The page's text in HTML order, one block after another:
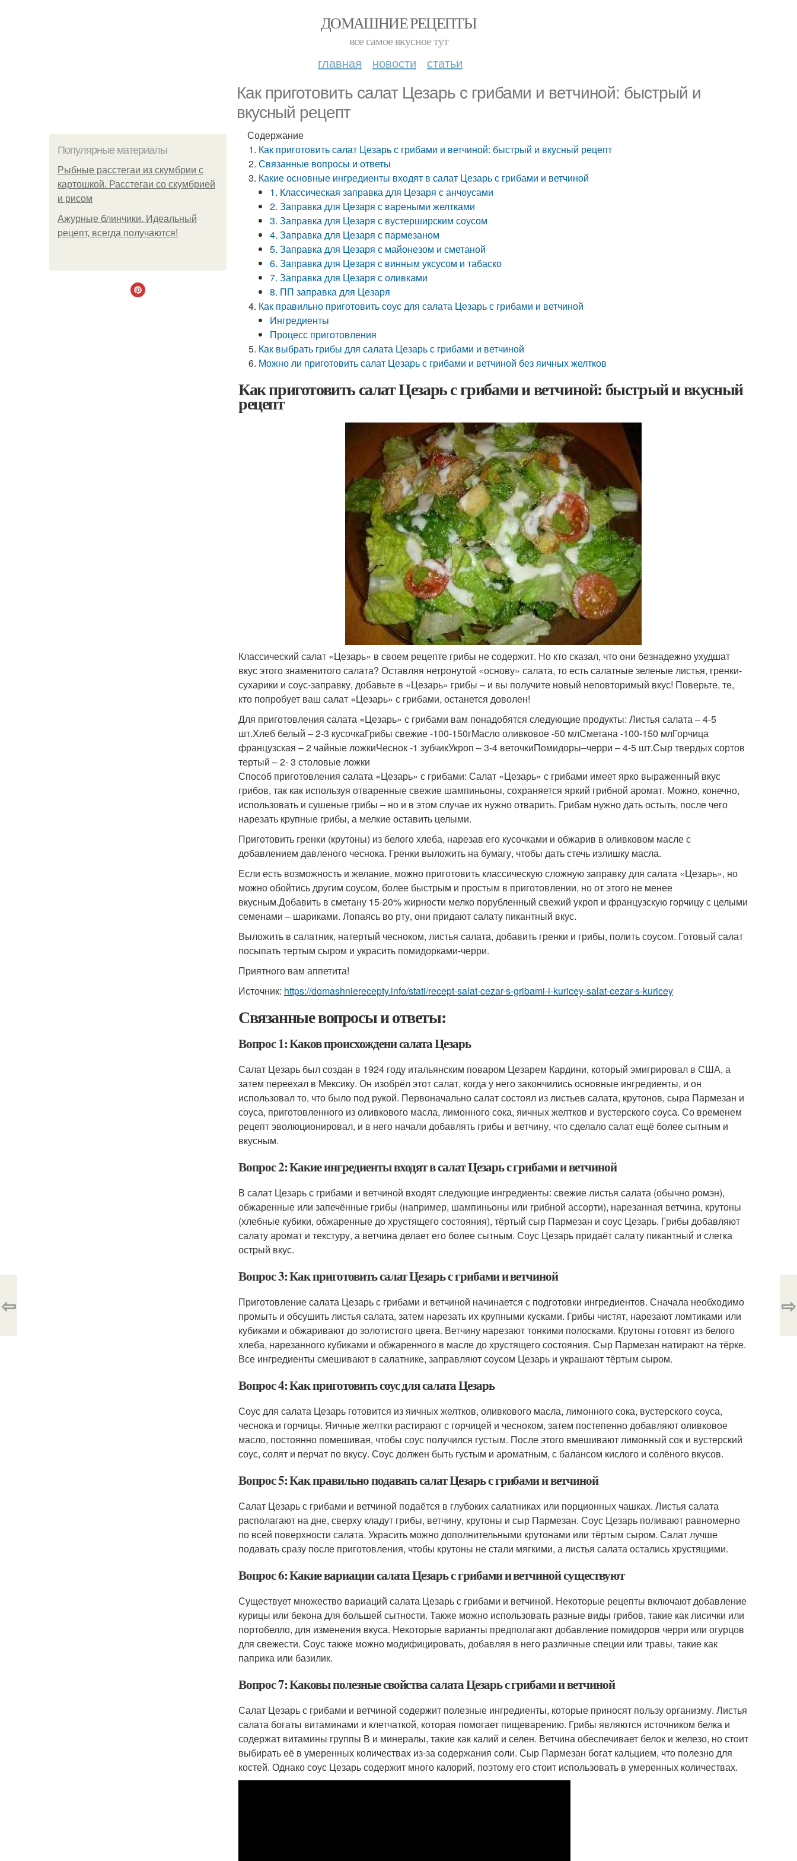
ДОМАШНИЕ РЕЦЕПТЫ
все самое вкусное тут
главная новости статьи
Как приготовить салат Цезарь с грибами и ветчиной: быстрый и
вкусный рецепт
Популярные материалы
Рыбные расстегаи из скумбрии с
картошкой. Расстегаи со скумбрией
и рисом
Ажурные блинчики. Идеальный
рецепт, всегда получаются!
Содержание
Как приготовить салат Цезарь с грибами и ветчиной: быстрый и вкусный рецепт
Связанные вопросы и ответы
Какие основные ингредиенты входят в салат Цезарь с грибами и ветчиной
1. Классическая заправка для Цезаря с анчоусами
2. Заправка для Цезаря с вареными желтками
3. Заправка для Цезаря с вустерширским соусом
4. Заправка для Цезаря с пармезаном
5. Заправка для Цезаря с майонезом и сметаной
6. Заправка для Цезаря с винным уксусом и табаско
7. Заправка для Цезаря с оливками
8. ПП заправка для Цезаря
Как правильно приготовить соус для салата Цезарь с грибами и ветчиной
Ингредиенты
Процесс приготовления
Как выбрать грибы для салата Цезарь с грибами и ветчиной
Можно ли приготовить салат Цезарь с грибами и ветчиной без яичных желтков
Как приготовить салат Цезарь с грибами и ветчиной: быстрый и вкусный
рецепт
Классический салат «Цезарь» в своем рецепте грибы не содержит. Но кто сказал, что они безнадежно ухудшат
вкус этого знаменитого салата? Оставляя нетронутой «основу» салата, то есть салатные зеленые листья, гренки-
сухарики и соус-заправку, добавьте в «Цезарь» грибы – и вы получите новый неповторимый вкус! Поверьте, те,
кто попробует ваш салат «Цезарь» с грибами, останется доволен!
Для приготовления салата «Цезарь» с грибами вам понадобятся следующие продукты: Листья салата – 4-5
шт.Хлеб белый – 2-3 кусочкаГрибы свежие -100-150гМасло оливковое -50 млСметана -100-150 млГорчица
французская – 2 чайные ложкиЧеснок -1 зубчикУкроп – 3-4 веточкиПомидоры–черри – 4-5 шт.Сыр твердых сортов
тертый – 2- 3 столовые ложки
Способ приготовления салата «Цезарь» с грибами: Салат «Цезарь» с грибами имеет ярко выраженный вкус
грибов, так как используя отваренные свежие шампиньоны, сохраняется яркий грибной аромат. Можно, конечно,
использовать и сушеные грибы – но и в этом случае их нужно отварить. Грибам нужно дать остыть, после чего
нарезать крупные грибы, а мелкие оставить целыми.
Приготовить гренки (крутоны) из белого хлеба, нарезав его кусочками и обжарив в оливковом масле с
добавлением давленого чеснока. Гренки выложить на бумагу, чтобы дать стечь излишку масла.
Если есть возможность и желание, можно приготовить классическую сложную заправку для салата «Цезарь», но
можно обойтись другим соусом, более быстрым и простым в приготовлении, но от этого не менее
вкусным.Добавить в сметану 15-20% жирности мелко порубленный свежий укроп и французскую горчицу с целыми
семенами – шариками. Лопаясь во рту, они придают салату пикантный вкус.
Выложить в салатник, натертый чесноком, листья салата, добавить гренки и грибы, полить соусом. Готовый салат
посыпать тертым сыром и украсить помидорками-черри.
Приятного вам аппетита!
Источник: https://domashnierecepty.info/stati/recept-salat-cezar-s-gribami-i-kuricey-salat-cezar-s-kuricey
Связанные вопросы и ответы:
Вопрос 1: Каков происхождени салата Цезарь
Салат Цезарь был создан в 1924 году итальянским поваром Цезарем Кардини, который эмигрировал в США, а
затем переехал в Мексику. Он изобрёл этот салат, когда у него закончились основные ингредиенты, и он
использовал то, что было под рукой. Первоначально салат состоял из листьев салата, крутонов, сыра Пармезан и
соуса, приготовленного из оливкового масла, лимонного сока, яичных желтков и вустерского соуса. Со временем
рецепт эволюционировал, и в него начали добавлять грибы и ветчину, что сделало салат ещё более сытным и
вкусным.
Вопрос 2: Какие ингредиенты входят в салат Цезарь с грибами и ветчиной
В салат Цезарь с грибами и ветчиной входят следующие ингредиенты: свежие листья салата (обычно ромэн),
обжаренные или запечённые грибы (например, шампиньоны или грибной ассорти), нарезанная ветчина, крутоны
(хлебные кубики, обжаренные до хрустящего состояния), тёртый сыр Пармезан и соус Цезарь. Грибы добавляют
салату аромат и текстуру, а ветчина делает его более сытным. Соус Цезарь придаёт салату пикантный и слегка
острый вкус.
Вопрос 3: Как приготовить салат Цезарь с грибами и ветчиной
Приготовление салата Цезарь с грибами и ветчиной начинается с подготовки ингредиентов. Сначала необходимо
промыть и обсушить листья салата, затем нарезать их крупными кусками. Грибы чистят, нарезают ломтиками или
кубиками и обжаривают до золотистого цвета. Ветчину нарезают тонкими полосками. Крутоны готовят из белого
хлеба, нарезанного кубиками и обжаренного в масле до хрустящего состояния. Сыр Пармезан натирают на тёрке.
Все ингредиенты смешивают в салатнике, заправляют соусом Цезарь и украшают тёртым сыром.
Вопрос 4: Как приготовить соус для салата Цезарь
Соус для салата Цезарь готовится из яичных желтков, оливкового масла, лимонного сока, вустерского соуса,
чеснока и горчицы. Яичные желтки растирают с горчицей и чесноком, затем постепенно добавляют оливковое
масло, постоянно помешивая, чтобы соус получился густым. После этого вмешивают лимонный сок и вустерский
соус, солят и перчат по вкусу. Соус должен быть густым и ароматным, с балансом кислого и солёного вкусов.
Вопрос 5: Как правильно подавать салат Цезарь с грибами и ветчиной
Салат Цезарь с грибами и ветчиной подаётся в глубоких салатниках или порционных чашках. Листья салата
располагают на дне, сверху кладут грибы, ветчину, крутоны и сыр Пармезан. Соус Цезарь поливают равномерно
по всей поверхности салата. Украсить можно дополнительными крутонами или тёртым сыром. Салат лучше
подавать сразу после приготовления, чтобы крутоны не стали мягкими, а листья салата остались хрустящими.
Вопрос 6: Какие вариации салата Цезарь с грибами и ветчиной существуют
Существует множество вариаций салата Цезарь с грибами и ветчиной. Некоторые рецепты включают добавление
курицы или бекона для большей сытности. Также можно использовать разные виды грибов, такие как лисички или
портобелло, для изменения вкуса. Некоторые варианты предполагают добавление помидоров черри или огурцов
для свежести. Соус также можно модифицировать, добавляя в него различные специи или травы, такие как
паприка или базилик.
Вопрос 7: Каковы полезные свойства салата Цезарь с грибами и ветчиной
Салат Цезарь с грибами и ветчиной содержит полезные ингредиенты, которые приносят пользу организму. Листья
салата богаты витаминами и клетчаткой, которая помогает пищеварению. Грибы являются источником белка и
содержат витамины группы В и минералы, такие как калий и селен. Ветчина обеспечивает белок и железо, но стоит
выбирать её в умеренных количествах из-за содержания соли. Сыр Пармезан богат кальцием, что полезно для
костей. Однако соус Цезарь содержит много калорий, поэтому его стоит использовать в умеренных количествах.
⇦ ⇨